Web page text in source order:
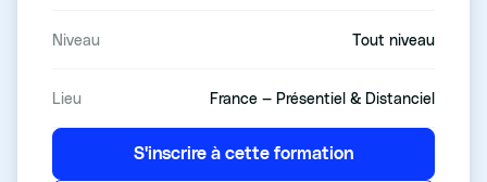
Niveau Tout niveau
Lieu France — Présentiel & Distanciel
S'inscrire à cette formation